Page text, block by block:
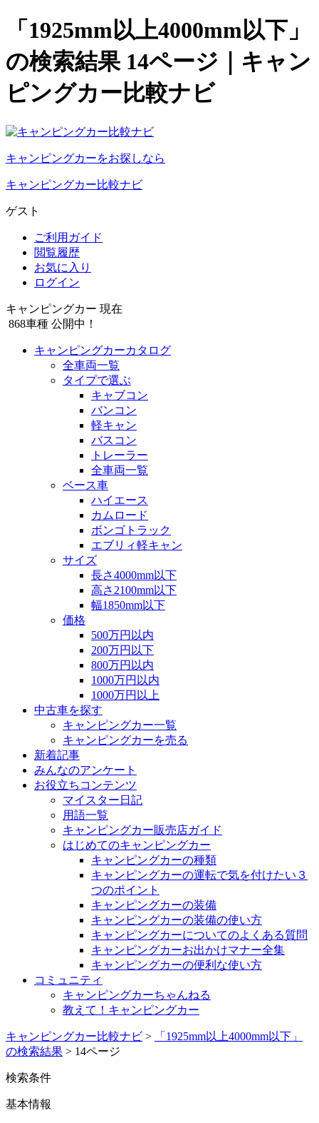
「1925mm以上4000mm以下」
の検索結果 14ページ｜キャン
ピングカー比較ナビ
キャンピングカーをお探しなら
キャンピングカー比較ナビ
ゲスト
ご利用ガイド
閲覧履歴
お気に入り
ログイン
キャンピングカー 現在
868車種 公開中！
キャンピングカーカタログ
全車両一覧
タイプで選ぶ
キャブコン
バンコン
軽キャン
バスコン
トレーラー
全車両一覧
ベース車
ハイエース
カムロード
ボンゴトラック
エブリィ軽キャン
サイズ
長さ4000mm以下
高さ2100mm以下
幅1850mm以下
価格
500万円以内
200万円以下
800万円以内
1000万円以内
1000万円以上
中古車を探す
キャンピングカー一覧
キャンピングカーを売る
新着記事
みんなのアンケート
お役立ちコンテンツ
マイスター日記
用語一覧
キャンピングカー販売店ガイド
はじめてのキャンピングカー
キャンピングカーの種類
キャンピングカーの運転で気を付けたい３
つのポイント
キャンピングカーの装備
キャンピングカーの装備の使い方
キャンピングカーについてのよくある質問
キャンピングカーお出かけマナー全集
キャンピングカーの便利な使い方
コミュニティ
キャンピングカーちゃんねる
教えて！キャンピングカー
キャンピングカー比較ナビ >
「1925mm以上4000mm以下」
の検索結果 > 14ページ
検索条件
基本情報